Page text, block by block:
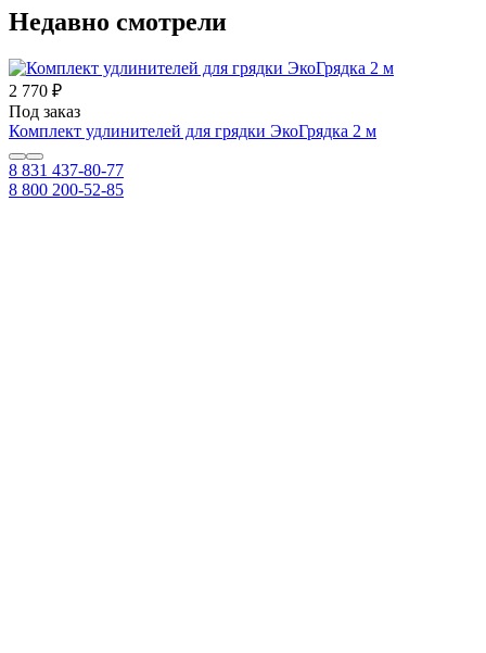
Недавно смотрели
2 770 ₽
Под заказ
Комплект удлинителей для грядки ЭкоГрядка 2 м
8 831 437-80-77
8 800 200-52-85